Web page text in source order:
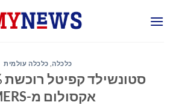
כלכלה, כלכלה עולמית
אקסולום מ-OMERS